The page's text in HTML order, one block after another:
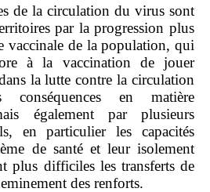
de la circulation du virus sont
par la progression plus
vaccinale de la population, qui
à la vaccination de jouer
la lutte contre la circulation
en matière
également par plusieurs
en particulier les capacités
de santé et leur isolement
plus difficiles les transferts de
des renforts.